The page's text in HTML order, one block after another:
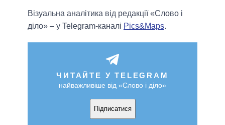
Візуальна аналітика від редакції «Слово і
діло» – у Telegram-каналі Pics&Maps.
ЧИТАЙТЕ У TELEGRAM
найважливіше від «Слово і діло»
Підписатися